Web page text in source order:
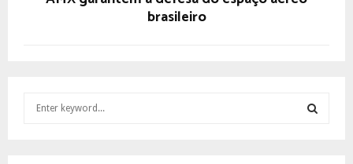
brasileiro